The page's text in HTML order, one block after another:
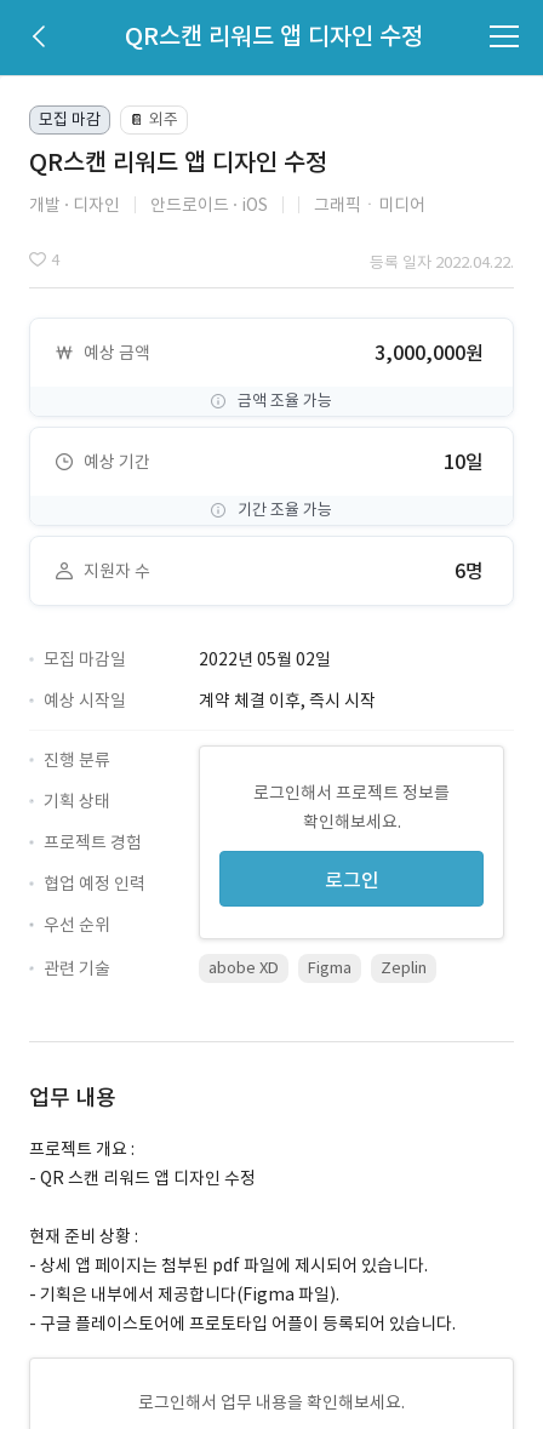
QR스캔 리워드 앱 디자인 수정
모집 마감 📔 외주
QR스캔 리워드 앱 디자인 수정
개발 디자인 안드로이드 iOS 그래픽ㆍ미디어
4 등록 일자 2022.04.22.
예상 금액 3,000,000원
금액 조율 가능
예상 기간 10일
기간 조율 가능
지원자 수 6명
모집 마감일
2022년 05월 02일
예상 시작일
계약 체결 이후, 즉시 시작
로그인해서 프로젝트 정보를
확인해보세요.
로그인
진행 분류
기획 상태
프로젝트 경험
협업 예정 인력
우선 순위
관련 기술
abobe XD Figma Zeplin
업무 내용
프로젝트 개요 :
- QR 스캔 리워드 앱 디자인 수정
현재 준비 상황 :
- 상세 앱 페이지는 첨부된 pdf 파일에 제시되어 있습니다.
- 기획은 내부에서 제공합니다(Figma 파일).
- 구글 플레이스토어에 프로토타입 어플이 등록되어 있습니다.
로그인해서 업무 내용을 확인해보세요.